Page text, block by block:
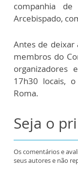
companhia
Arcebispado,
Antes de deixar
membros do
organizadores
17h30 locais,
Roma.
Seja o
Os comentários e
seus autores e não